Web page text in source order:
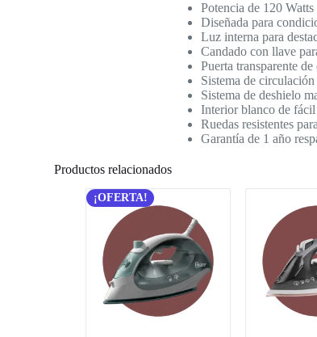
Potencia de 120
Diseñada para
Luz interna para
Candado con llave
Puerta transparente
Sistema de
Sistema de deshielo
Interior blanco de
Ruedas resistentes
Garantía de 1 año
Productos relacionados
¡OFERTA!